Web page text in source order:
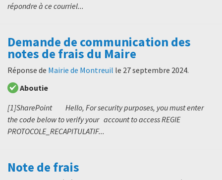
répondre à ce courriel...
Demande de communication des
notes de frais du Maire
Réponse de Mairie de Montreuil le 27 septembre 2024.
Aboutie
[1]SharePoint Hello, For security purposes, you must enter
the code below to verify your account to access REGIE
PROTOCOLE_RECAPITULATIF...
Note de frais